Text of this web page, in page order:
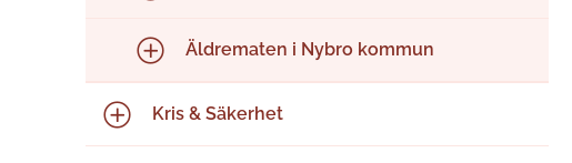
Äldrematen i Nybro kommun
Kris & Säkerhet